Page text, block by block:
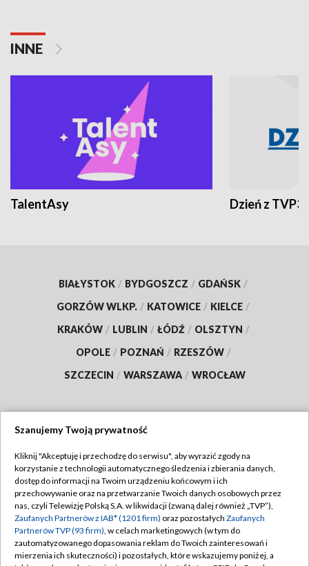
INNE
TalentAsy Dzień z TVP3
BIAŁYSTOK / BYDGOSZCZ / GDAŃSK /
GORZÓW WLKP. / KATOWICE / KIELCE /
KRAKÓW / LUBLIN / ŁÓDŹ / OLSZTYN /
OPOLE / POZNAŃ / RZESZÓW /
SZCZECIN / WARSZAWA / WROCŁAW
TVP
Abonament TVP
Emisja w TVP
Centrum informacji TVP
Naziemna Telewizja Cyfrowa
Regulamin TVP
Polityka prywatności
Moje zgody
Szanujemy Twoją prywatność
Kliknij "Akceptuję i przechodzę do serwisu", aby wyrazić zgody na
korzystanie z technologii automatycznego śledzenia i zbierania danych,
dostęp do informacji na Twoim urządzeniu końcowym i ich
przechowywanie oraz na przetwarzanie Twoich danych osobowych przez
nas, czyli Telewizję Polską S.A. w likwidacji (zwaną dalej również „TVP”),
Zaufanych Partnerów z IAB* (1201 firm) oraz pozostałych Zaufanych
Partnerów TVP (93 firm), w celach marketingowych (w tym do
zautomatyzowanego dopasowania reklam do Twoich zainteresowań i
mierzenia ich skuteczności) i pozostałych, które wskazujemy poniżej, a